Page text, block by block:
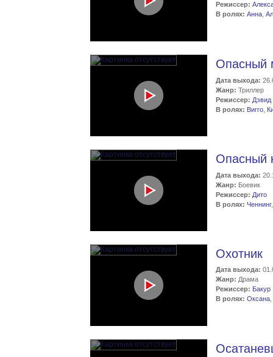
Режиссер:
В ролях: Анна
Опасный
Дата выхода:
Жанр: Триллер
Режиссер: Дэвид
В ролях: Вигго
Опасный
Дата выхода:
Жанр: Боевик
Режиссер: Дито
В ролях: Ченнинг
Охотник
Дата выхода:
Жанр: Драма
Режиссер: Бакур
В ролях: Оксана